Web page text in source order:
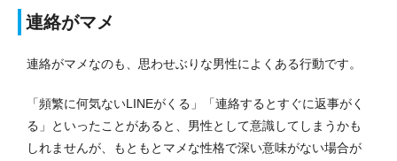
連絡がマメ
連絡がマメなのも、思わせぶりな男性によくある行動です。
「頻繁に何気ないLINEがくる」「連絡するとすぐに返事がく
る」といったことがあると、男性として意識してしまうかも
しれませんが、もともとマメな性格で深い意味がない場合が